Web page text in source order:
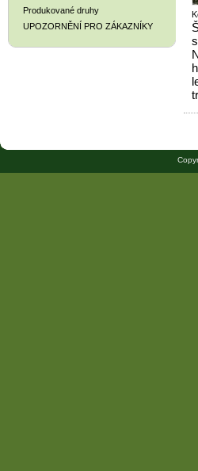
Produkované druhy
UPOZORNĚNÍ PRO ZÁKAZNÍKY